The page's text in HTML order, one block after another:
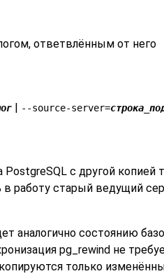
ответвлённым от него
| --source-server=
с другой
работу старый ведущий
аналогично состоянию
pg_rewind не
только